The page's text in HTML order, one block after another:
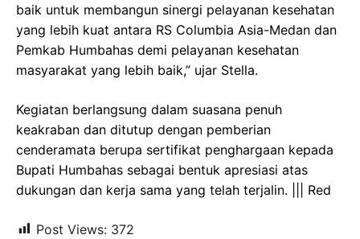
baik untuk membangun sinergi pelayanan kesehatan
yang lebih kuat antara RS Columbia Asia-Medan dan
Pemkab Humbahas demi pelayanan kesehatan
masyarakat yang lebih baik,” ujar Stella.
Kegiatan berlangsung dalam suasana penuh
keakraban dan ditutup dengan pemberian
cenderamata berupa sertifikat penghargaan kepada
Bupati Humbahas sebagai bentuk apresiasi atas
dukungan dan kerja sama yang telah terjalin. ||| Red
Post Views: 372